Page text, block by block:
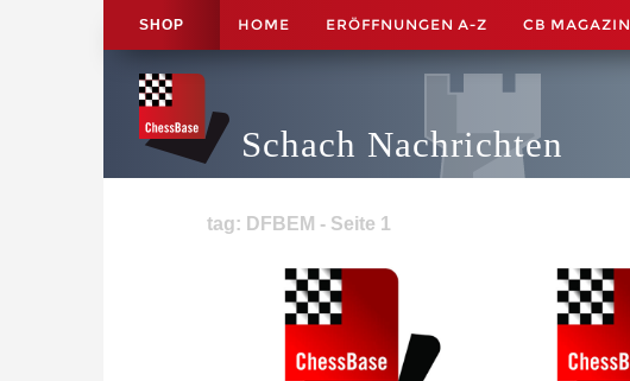
SHOP HOME ERÖFFNUNGEN A-Z CB MAGAZIN
Schach Nachrichten
tag: DFBEM - Seite 1